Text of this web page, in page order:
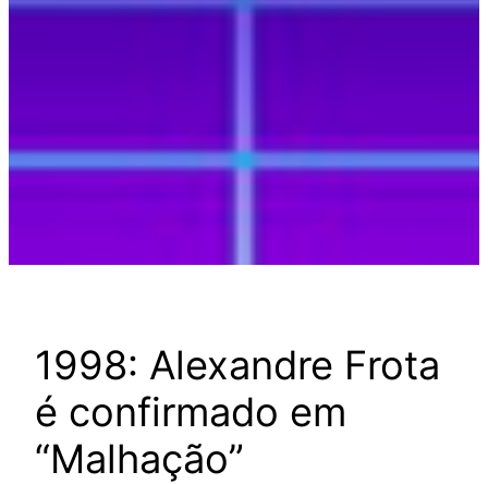
1998: Alexandre Frota
é confirmado em
“Malhação”